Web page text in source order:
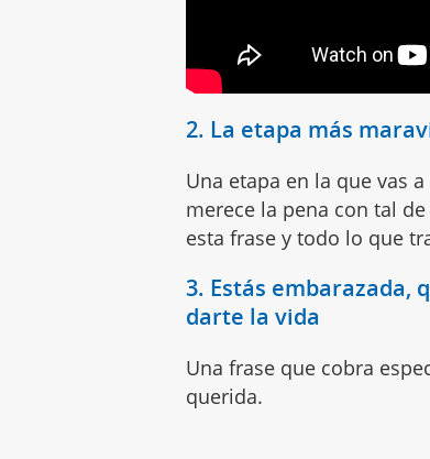
2. La etapa más
Una etapa en la que vas
merece la pena con tal
esta frase y todo lo que
3. Estás embarazada,
darte la vida
Una frase que cobra
querida.